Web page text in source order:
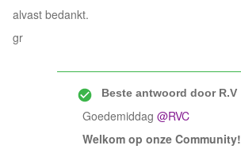
alvast bedankt.
gr
Beste antwoord doorR.V
Goedemiddag ​ @RVC
Welkom op onze Community!